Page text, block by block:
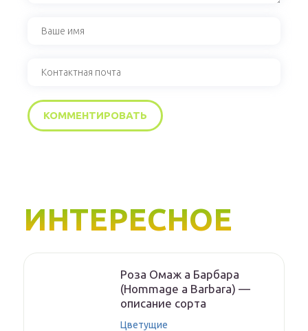
ИНТЕРЕСНОЕ
Роза Омаж а Барбара
(Hommage a Barbara) —
описание сорта
Цветущие